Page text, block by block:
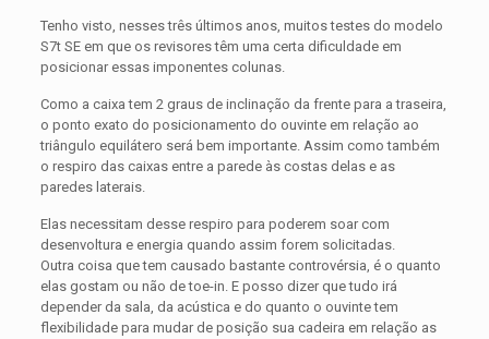
Tenho visto, nesses três últimos anos, muitos testes do modelo
S7t SE em que os revisores têm uma certa dificuldade em
posicionar essas imponentes colunas.
Como a caixa tem 2 graus de inclinação da frente para a traseira,
o ponto exato do posicionamento do ouvinte em relação ao
triângulo equilátero será bem importante. Assim como também
o respiro das caixas entre a parede às costas delas e as
paredes laterais.
Elas necessitam desse respiro para poderem soar com
desenvoltura e energia quando assim forem solicitadas.
Outra coisa que tem causado bastante controvérsia, é o quanto
elas gostam ou não de toe-in. E posso dizer que tudo irá
depender da sala, da acústica e do quanto o ouvinte tem
flexibilidade para mudar de posição sua cadeira em relação as